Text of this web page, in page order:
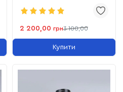
до 25 м² Sirius N5502/8
2 200,00 грн3 100,00
Купити